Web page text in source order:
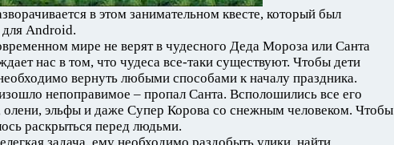
в этом занимательном квесте, который был
для Android.
мире не верят в чудесного Деда Мороза или Санта
нас в том, что чудеса все-таки существуют. Чтобы дети
вернуть любыми способами к началу праздника.
непоправимое – пропал Санта. Всполошились все его
эльфы и даже Супер Корова со снежным человеком. Чтобы
раскрыться перед людьми.